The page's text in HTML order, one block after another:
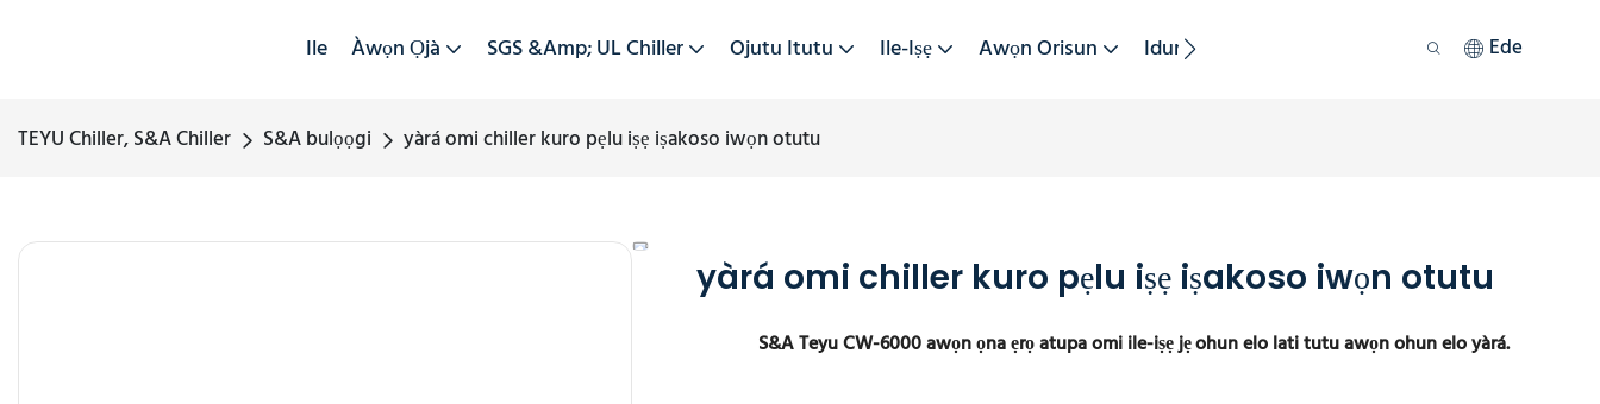
Ile Àwọn Ọjà SGS &amp; UL Chiller Ojutu Itutu Ile-Iṣẹ Awọn Orisun Iduroṣinṣin Ede
TEYU Chiller, S&A Chiller S&A bulọọgi yàrá omi chiller kuro pẹlu iṣẹ iṣakoso iwọn otutu
yàrá omi chiller kuro pẹlu iṣẹ iṣakoso iwọn otutu
S&A Teyu CW-6000 awọn ọna ẹrọ atupa omi ile-iṣẹ jẹohun elo lati tutu awọn ohun elo yàrá.